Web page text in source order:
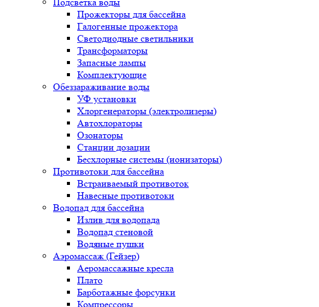
Прожекторы для бассейна
Галогенные прожектора
Светодиодные светильники
Трансформаторы
Запасные лампы
Комплектующие
Обеззараживание воды
УФ установки
Хлоргенераторы (электролизеры)
Автохлораторы
Озонаторы
Станции дозации
Бесхлорные системы (ионизаторы)
Противотоки для бассейна
Встраиваемый противоток
Навесные противотоки
Водопад для бассейна
Излив для водопада
Водопад стеновой
Водяные пушки
Аэромассаж (Гейзер)
Аеромассажные кресла
Плато
Барботажные форсунки
Компрессоры